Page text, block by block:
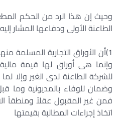
وحيث إن هذا الرد من الحكم
الطاعنة الأولى ودفاعها المشار
1)أن الأوراق التجارية المسلمة
وإنما هى أوراق لها قيمة
للشركة الطاعنة لدى الغير وإلا
وضمان للوفاء بالمديونية وما
فمن غير المقبول عقلاً ومنطقاً
اتخاذ إجراءات المطالبة بقيمتها